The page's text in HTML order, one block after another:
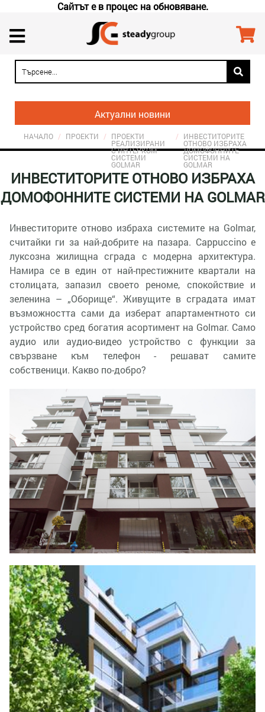
Сайтът е в процес на обновяване.
Актуални новини
НАЧАЛО / ПРОЕКТИ / ПРОЕКТИ
РЕАЛИЗИРАНИ
С ИНТЕРКОМ
СИСТЕМИ
GOLMAR
/ ИНВЕСТИТОРИТЕ
ОТНОВО ИЗБРАХА
ДОМОФОННИТЕ
СИСТЕМИ НА
GOLMAR
ИНВЕСТИТОРИТЕ ОТНОВО ИЗБРАХА
ДОМОФОННИТЕ СИСТЕМИ НА GOLMAR
Инвеститорите отново избраха системите на Golmar,
считайки ги за най-добрите на пазара. Cappuccino е
луксозна жилищна сграда с модерна архитектура.
Намира се в един от най-престижните квартали на
столицата, запазил своето реноме, спокойствие и
зеленина – „Оборище“. Живущите в сградата имат
възможността сами да изберат апартаментното си
устройство сред богатия асортимент на Golmar. Само
аудио или аудио-видео устройство с функции за
свързване към телефон - решават самите
собственици. Какво по-добро?